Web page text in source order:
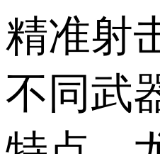
精准射
不同武